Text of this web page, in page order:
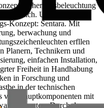
Sicherheitsbeleuchtung
Unser
Konzept: Sentara. Mit
berwachung und
erfllen
Planern, Technikern und
einfachen Installation,
Freiheit in Handhabung
in Forschung und
in der technischen
vier Hauptkomponenten mit
Durch den